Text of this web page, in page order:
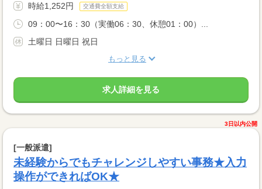
時給1,252円 交通費全額支給
09：00〜16：30（実働06：30、休憩01：00）...
土曜日 日曜日 祝日
もっと見る
求人詳細を見る
3日以内公開
[一般派遣]
未経験からでもチャレンジしやすい事務★入力
操作ができればOK★